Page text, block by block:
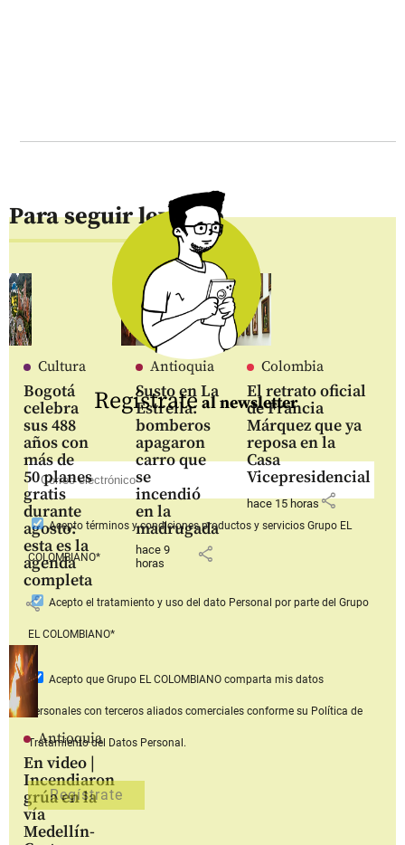
Para seguir leyendo
Cultura
Bogotá
celebra
sus 488
años con
más de
50 planes
gratis
durante
agosto:
esta es la
agenda
completa
share
Antioquia
Susto en La
Estrella:
bomberos
apagaron
carro que
se
incendió
en la
madrugada
hace 9
horas
share
Colombia
El retrato oficial
de Francia
Márquez que ya
reposa en la
Casa
Vicepresidencial
hace 15 horasshare
Antioquia
En video |
Incendiaron
grúa en la
vía
Medellín-
Regístrateal newsletter
Aceptotérminos y condiciones productos y serviciosGrupo EL
COLOMBIANO*
Acepto el tratamiento y uso del dato Personal por parte del Grupo
EL COLOMBIANO*
Acepto que Grupo EL COLOMBIANOcomparta mis datos
personales con terceros aliados comerciales conforme su Política de
Tratamiento del Datos Personal.